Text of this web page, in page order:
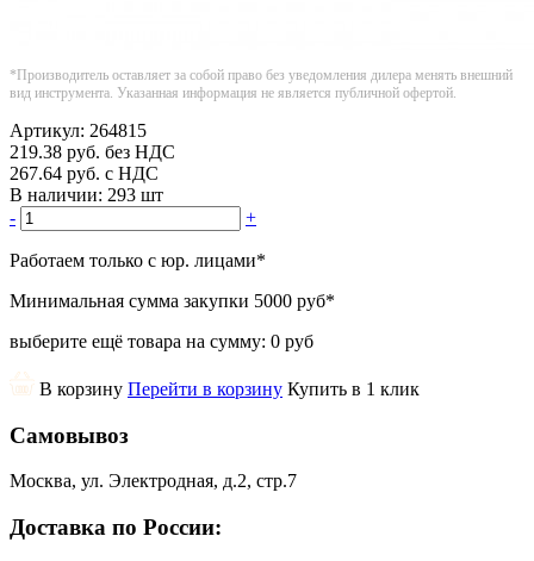
*Производитель оставляет за собой право без уведомления дилера менять внешний
вид инструмента. Указанная информация не является публичной офертой.
Артикул: 264815
219.38 руб. без НДС
267.64 руб. с НДС
В наличии: 293 шт
-
+
Работаем только с юр. лицами*
Минимальная сумма закупки 5000 руб*
выберите ещё товара на сумму: 0 руб
В корзину Перейти в корзину Купить в 1 клик
Самовывоз
Москва, ул. Электродная, д.2, стр.7
Доставка по России: